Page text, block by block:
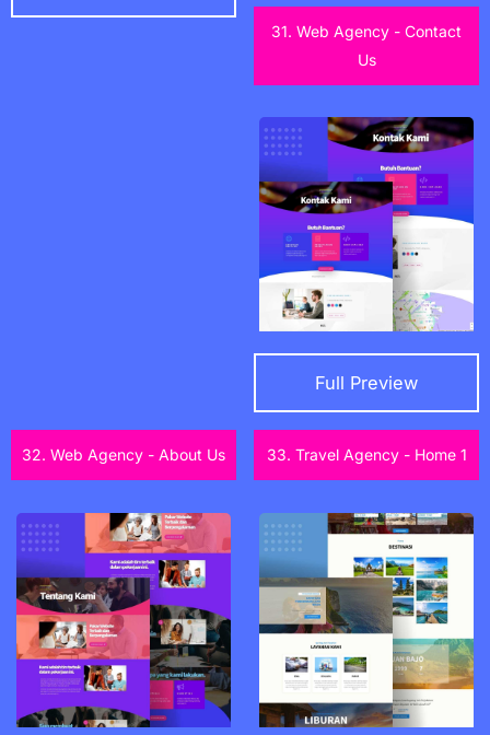
31. Web Agency - Contact
Us
Full Preview
32. Web Agency - About Us 33. Travel Agency - Home 1